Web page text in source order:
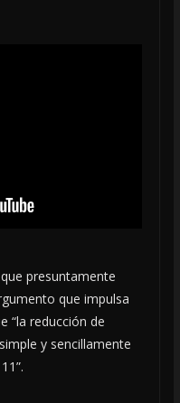
presuntamente
que impulsa
“la reducción de
y sencillamente